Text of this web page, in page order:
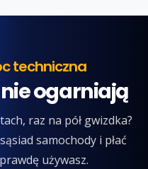
techniczna
ogarniają
raz na pół gwizdka?
samochody i płać
używasz.